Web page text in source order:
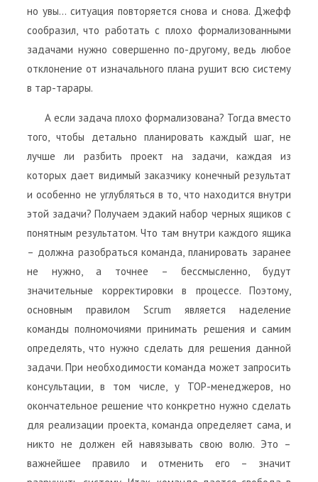
но увы… ситуация повторяется снова и снова. Джефф
сообразил, что работать с плохо формализованными
задачами нужно совершенно по-другому, ведь любое
отклонение от изначального плана рушит всю систему
в тар-тарары.
А если задача плохо формализована? Тогда вместо
того, чтобы детально планировать каждый шаг, не
лучше ли разбить проект на задачи, каждая из
которых дает видимый заказчику конечный результат
и особенно не углубляться в то, что находится внутри
этой задачи? Получаем эдакий набор черных ящиков с
понятным результатом. Что там внутри каждого ящика
– должна разобраться команда, планировать заранее
не нужно, а точнее – бессмысленно, будут
значительные корректировки в процессе. Поэтому,
основным правилом Scrum является наделение
команды полномочиями принимать решения и самим
определять, что нужно сделать для решения данной
задачи. При необходимости команда может запросить
консультации, в том числе, у ТОР-менеджеров, но
окончательное решение что конкретно нужно сделать
для реализации проекта, команда определяет сама, и
никто не должен ей навязывать свою волю. Это –
важнейшее правило и отменить его – значит